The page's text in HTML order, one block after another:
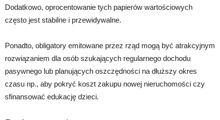
Dodatkowo, oprocentowanie tych papierów wartościowych
często jest stabilne i przewidywalne.
Ponadto, obligatory emitowane przez rząd mogą być atrakcyjnym
rozwiązaniem dla osób szukających regularnego dochodu
pasywnego lub planujących oszczędności na dłuższy okres
czasu np., aby pokryć koszt zakupu nowej nieruchomości czy
sfinansować edukację dzieci.